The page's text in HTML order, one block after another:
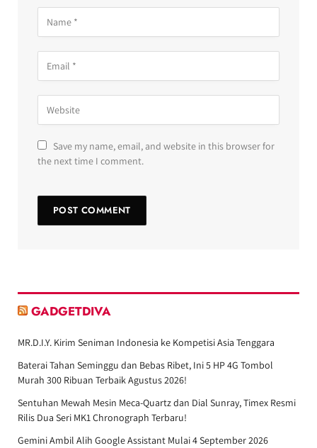
Save my name, email, and website in this browser for
the next time I comment.
GADGETDIVA
MR.D.I.Y. Kirim Seniman Indonesia ke Kompetisi Asia Tenggara
Baterai Tahan Seminggu dan Bebas Ribet, Ini 5 HP 4G Tombol
Murah 300 Ribuan Terbaik Agustus 2026!
Sentuhan Mewah Mesin Meca-Quartz dan Dial Sunray, Timex Resmi
Rilis Dua Seri MK1 Chronograph Terbaru!
Gemini Ambil Alih Google Assistant Mulai 4 September 2026